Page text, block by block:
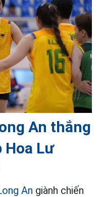
An thắng
Hoa Lư
An giành chiến